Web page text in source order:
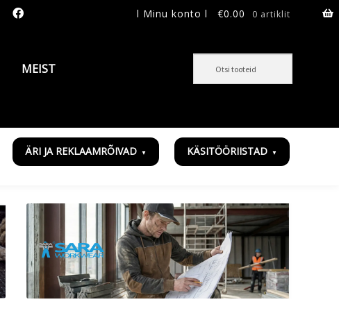
€0.00 0 artiklit
l Minu konto l
MEIST
ÄRI JA REKLAAMRÕIVAD KÄSITÖÖRIISTAD